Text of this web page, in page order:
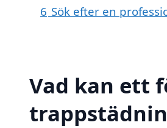
6 Sök efter en
Vad kan ett